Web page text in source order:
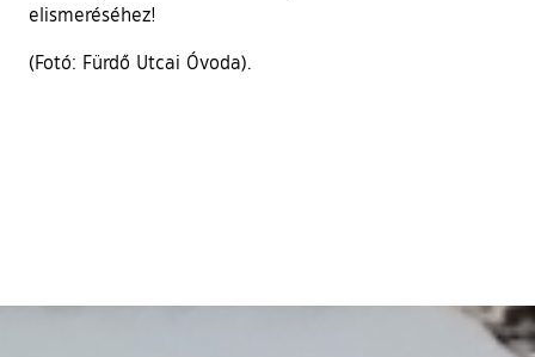
elismeréséhez!
(Fotó: Fürdő Utcai Óvoda).